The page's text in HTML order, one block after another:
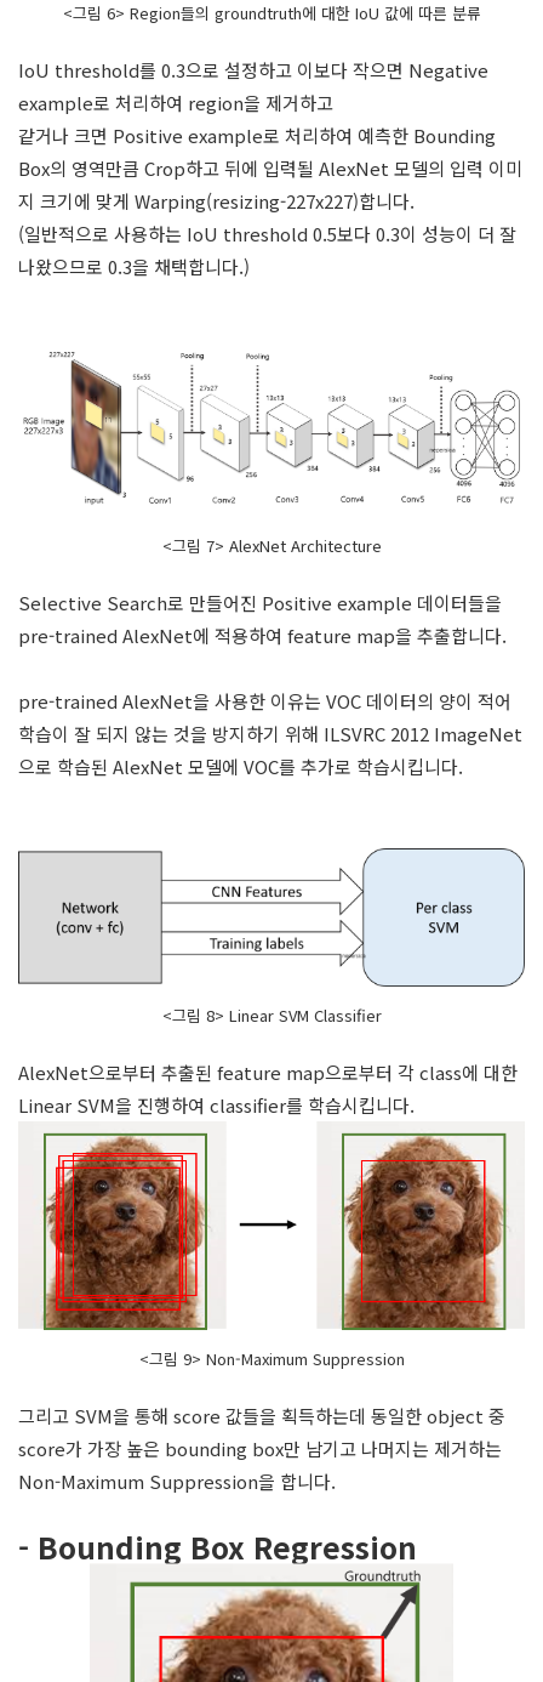
<그림 6> Region들의 groundtruth에 대한 IoU 값에 따른 분류
IoU threshold를 0.3으로 설정하고 이보다 작으면 Negative
example로 처리하여 region을 제거하고
같거나 크면 Positive example로 처리하여 예측한 Bounding
Box의 영역만큼 Crop하고 뒤에 입력될 AlexNet 모델의 입력 이미
지 크기에 맞게 Warping(resizing-227x227)합니다.
(일반적으로 사용하는 IoU threshold 0.5보다 0.3이 성능이 더 잘
나왔으므로 0.3을 채택합니다.)
<그림 7> AlexNet Architecture
Selective Search로 만들어진 Positive example 데이터들을
pre-trained AlexNet에 적용하여 feature map을 추출합니다.
pre-trained AlexNet을 사용한 이유는 VOC 데이터의 양이 적어
학습이 잘 되지 않는 것을 방지하기 위해 ILSVRC 2012 ImageNet
으로 학습된 AlexNet 모델에 VOC를 추가로 학습시킵니다.
<그림 8> Linear SVM Classifier
AlexNet으로부터 추출된 feature map으로부터 각 class에 대한
Linear SVM을 진행하여 classifier를 학습시킵니다.
<그림 9> Non-Maximum Suppression
그리고 SVM을 통해 score 값들을 획득하는데 동일한 object 중
score가 가장 높은 bounding box만 남기고 나머지는 제거하는
Non-Maximum Suppression을 합니다.
- Bounding Box Regression